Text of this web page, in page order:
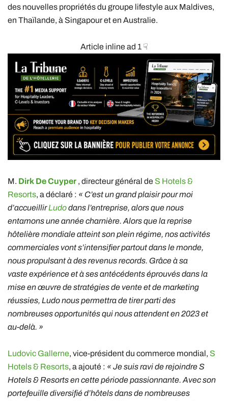
des nouvelles propriétés du groupe lifestyle aux Maldives,
en Thaïlande, à Singapour et en Australie.
Article inline ad 1 ☟
M. Dirk De Cuyper , directeur général de S Hotels &
Resorts, a déclaré : « C’est un grand plaisir pour moi
d’accueillirLudodans l’entreprise, alors que nous
entamons une année charnière. Alors que la reprise
hôtelière mondiale atteint son plein régime, nos activités
commerciales vont s’intensifier partout dans le monde,
nous propulsant à des revenus records. Grâce à sa
vasteexpérience et à ses antécédents éprouvés dans la
mise en œuvre de stratégies de vente et de marketing
réussies, Ludo nous permettra de tirer parti des
nombreuses opportunités qui nous attendent en 2023 et
au-delà. »
Ludovic Gallerne, vice-président du commerce mondial, S
Hotels & Resorts, a ajouté : « Je suis ravi de rejoindre S
Hotels & Resorts en cette période passionnante. Avec son
portefeuille diversifié d’hôtels dans de nombreuses